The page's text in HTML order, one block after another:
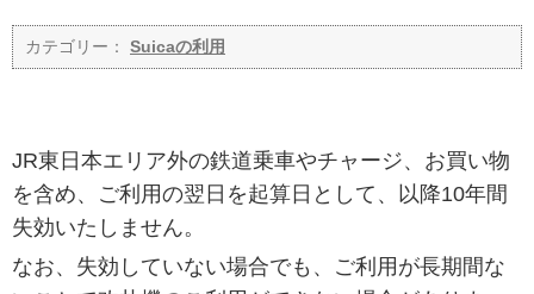
カテゴリー： Suicaの利用
JR東日本エリア外の鉄道乗車やチャージ、お買い物
を含め、ご利用の翌日を起算日として、以降10年間
失効いたしません。
なお、失効していない場合でも、ご利用が長期間な